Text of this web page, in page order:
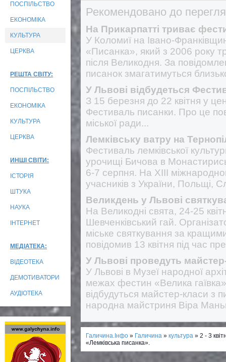
ПОСПІЛЬСТВО
ЕКОНОМІКА
КУЛЬТУРА
ЦЕРКВА
РЕШТА СВІТУ:
ПОСПІЛЬСТВО
ЕКОНОМІКА
КУЛЬТУРА
ЦЕРКВА
ИНШІ СВІТИ:
ІСТОРІЯ
ШТУКА
НАУКА
ІНТЕРНЕТ
МЕДІАТЕКА:
ВІДЕОТЕКА
ДЕМОТИВАТОРИ
АУДІОТЕКА
Рекомендовано до
На Прикарпатті триває
У Коломиї на Івано-
«Писанка», який з 2006 року
після Великодня. За
писанок змагатимуться
У Львові відбудеться
З 15 березня до 22 квітня у
Фестиваль писанки. Про це
міської ради...
Лемківську ватру на
Фестиваль лемківської
урочищі Бичова в
6-7 серпня. На XIII
учасників з України, Польщі,
Великдень у Львові
На Великодні свята, 24-25
Шевченківський гай.
міське святкування за
повідомив 13 квітня під час
У Львові проведуть
У Львові в Музеї народної
межах фестин «Велика
відбудуться майстер-класи з
народна майстриня Віра
Галичина.Інфо » Галичина » культура » 2 - 3
«Лемківська писанка».